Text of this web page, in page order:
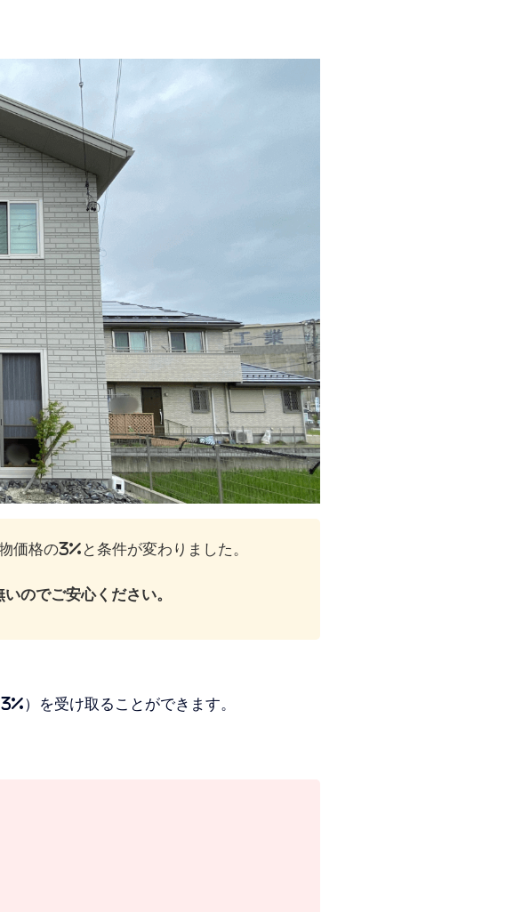
価格の3%と条件が変わりました。
のでご安心ください。
）を受け取ることができます。